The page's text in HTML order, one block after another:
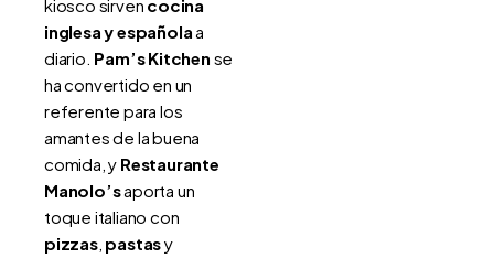
kiosco sirven cocina
inglesa y españolaa
diario. Pam’s Kitchen se
ha convertido en un
referente para los
amantes de la buena
comida, y Restaurante
Manolo’saporta un
toque italiano con
pizzas, pastasy